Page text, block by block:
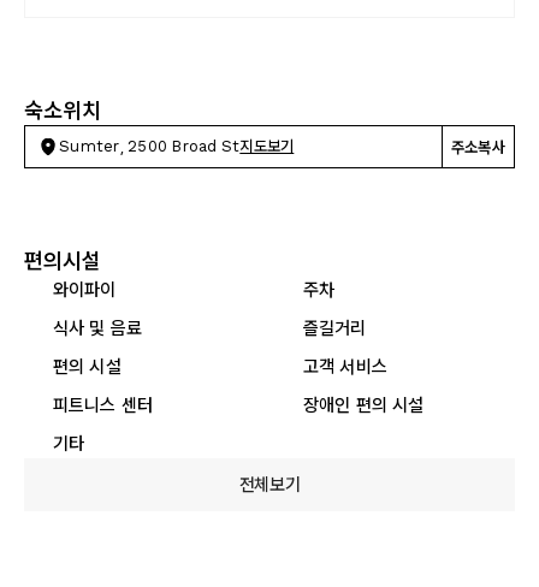
숙소위치
Sumter, 2500 Broad St지도보기 주소복사
편의시설
와이파이
주차
식사 및 음료
즐길거리
편의 시설
고객 서비스
피트니스 센터
장애인 편의 시설
기타
전체보기